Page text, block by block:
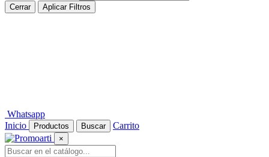
Cerrar Aplicar Filtros
Whatsapp
Inicio
Productos Buscar Carrito
×